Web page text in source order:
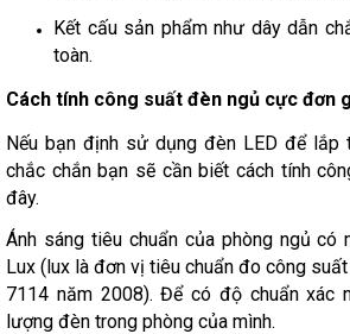
Kết cấu sản phẩm như dây dẫn
toàn.
Cách tính công suất đèn ngủ cực đơn
Nếu bạn định sử dụng đèn LED để lắp
chắc chắn bạn sẽ cần biết cách tính
đây.
Ánh sáng tiêu chuẩn của phòng ngủ có
Lux (lux là đơn vị tiêu chuẩn đo công
7114 năm 2008). Để có độ chuẩn xác
lượng đèn trong phòng của mình.